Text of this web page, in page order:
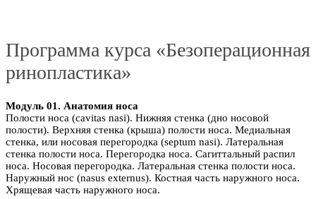
Программа курса «Безоперационная
ринопластика»
Модуль 01. Анатомия носа
Полости носа (cavitas nasi). Нижняя стенка (дно носовой
полости). Верхняя стенка (крыша) полости носа. Медиальная
стенка, или носовая перегородка (septum nasi). Латеральная
стенка полости носа. Перегородка носа. Сагиттальный распил
носа. Носовая перегородка. Латеральная стенка полости носа.
Наружный нос (nasus externus). Костная часть наружного носа.
Хрящевая часть наружного носа.